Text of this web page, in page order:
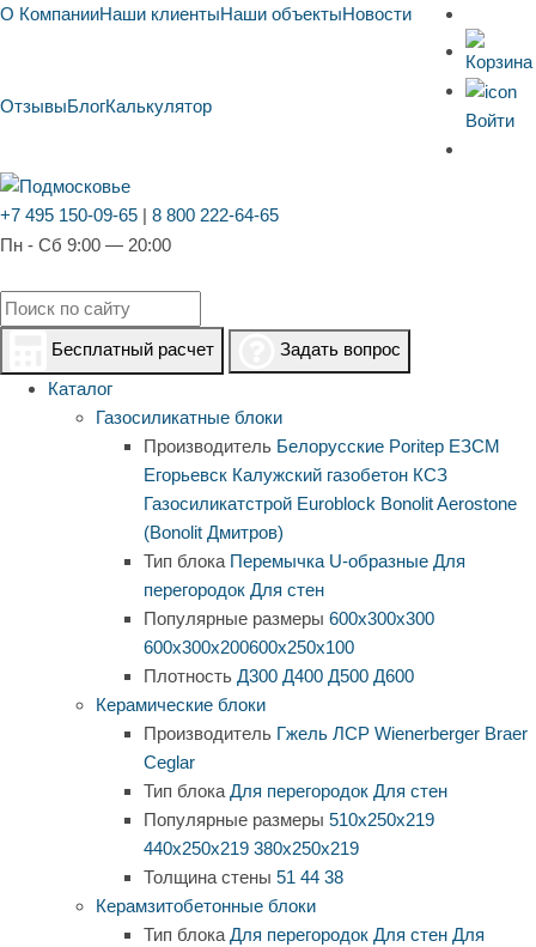
О КомпанииНаши клиентыНаши объектыНовости
ОтзывыБлогКалькулятор
Войти
+7 495 150-09-65 | 8 800 222-64-65
Пн - Сб 9:00 — 20:00
Бесплатный расчет
Задать вопрос
Каталог
Газосиликатные блоки
Производитель Белорусские Poritep ЕЗСМ
Егорьевск Калужский газобетон КСЗ
Газосиликатстрой Euroblock BonolitAerostone
(Bonolit Дмитров)
Тип блока Перемычка U-образные Для
перегородок Для стен
Популярные размеры 600х300х300
600х300х200600х250х100
Плотность Д300 Д400 Д500 Д600
Керамические блоки
Производитель Гжель ЛСР Wienerberger Braer
Ceglar
Тип блока Для перегородок Для стен
Популярные размеры 510х250х219
440х250х219 380х250х219
Толщина стены 51 44 38
Керамзитобетонные блоки
Тип блока Для перегородок Для стен Для